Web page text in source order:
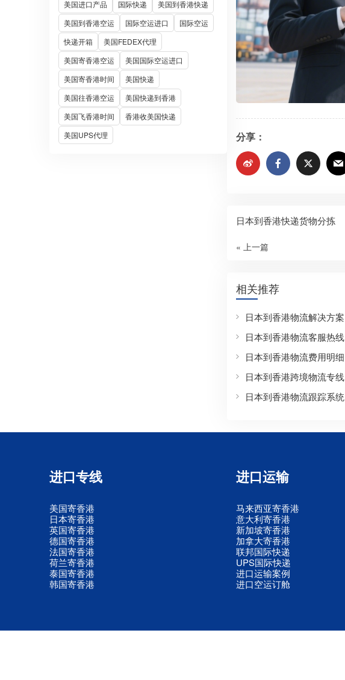
美国进口产品
国际快递
美国到香港快递
美国到香港空运
国际空运进口
国际空运
快递开箱
美国FEDEX代理
美国寄香港空运
美国国际空运进口
美国寄香港时间
美国快递
美国往香港空运
美国快递到香港
美国飞香港时间
香港收美国快递
美国UPS代理
分享：
日本到香港快递货物分拣
« 上一篇
相关推荐
日本到香港物流解决方案
日本到香港物流客服热线
日本到香港物流费用明细
日本到香港跨境物流专线
日本到香港物流跟踪系统
进口专线
美国寄香港
日本寄香港
英国寄香港
德国寄香港
法国寄香港
荷兰寄香港
泰国寄香港
韩国寄香港
进口运输
马来西亚寄香港
意大利寄香港
新加坡寄香港
加拿大寄香港
联邦国际快递
UPS国际快递
进口运输案例
进口空运订舱